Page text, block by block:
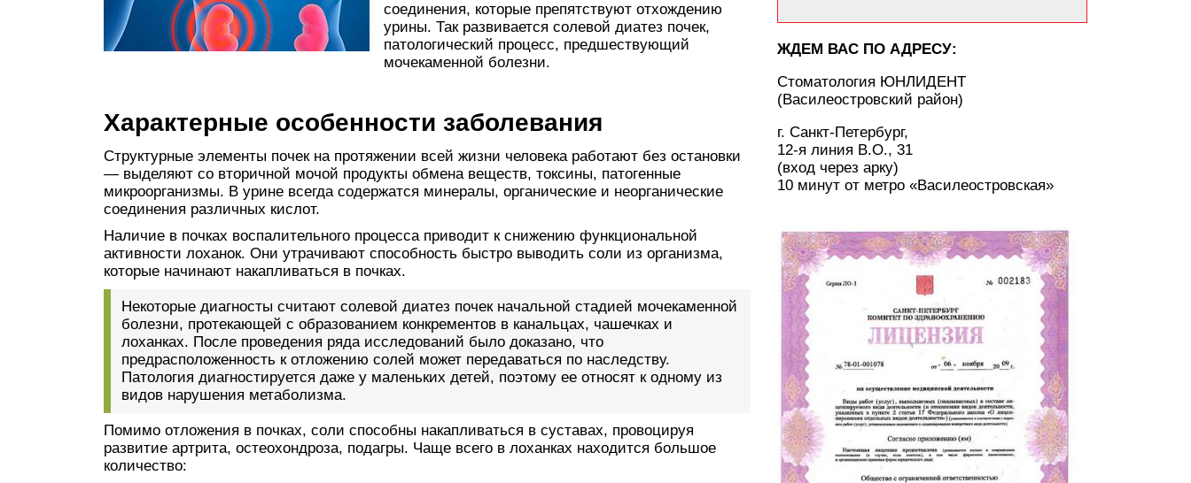
соединения, которые препятствуют отхождению
урины. Так развивается солевой диатез почек,
патологический процесс, предшествующий
мочекаменной болезни.
Характерные особенности заболевания
Структурные элементы почек на протяжении всей жизни человека работают без остановки
— выделяют со вторичной мочой продукты обмена веществ, токсины, патогенные
микроорганизмы. В урине всегда содержатся минералы, органические и неорганические
соединения различных кислот.
Наличие в почках воспалительного процесса приводит к снижению функциональной
активности лоханок. Они утрачивают способность быстро выводить соли из организма,
которые начинают накапливаться в почках.
Некоторые диагносты считают солевой диатез почек начальной стадией мочекаменной
болезни, протекающей с образованием конкрементов в канальцах, чашечках и
лоханках. После проведения ряда исследований было доказано, что
предрасположенность к отложению солей может передаваться по наследству.
Патология диагностируется даже у маленьких детей, поэтому ее относят к одному из
видов нарушения метаболизма.
Помимо отложения в почках, соли способны накапливаться в суставах, провоцируя
развитие артрита, остеохондроза, подагры. Чаще всего в лоханках находится большое
количество:
ЖДЕМ ВАС ПО АДРЕСУ:
Стоматология ЮНЛИДЕНТ
(Василеостровский район)
г. Санкт-Петербург,
12-я линия В.О., 31
(вход через арку)
10 минут от метро «Василеостровская»